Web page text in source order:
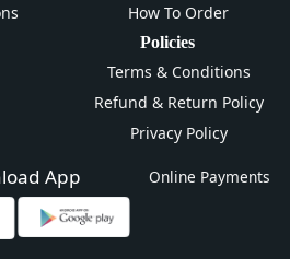
How To Order
Policies
Terms & Conditions
Refund & Return Policy
Privacy Policy
App Online Payments